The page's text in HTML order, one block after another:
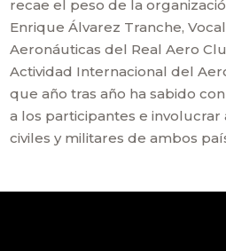
recae el peso de la
Enrique Álvarez Tranche,
Aeronáuticas del Real Aero
Actividad Internacional del
que año tras año ha sabido
a los participantes e involucrar
civiles y militares de ambos